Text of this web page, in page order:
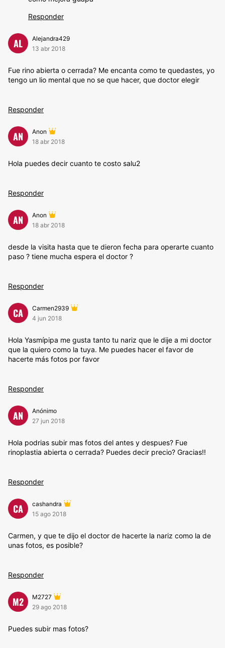
Responder
AL
Alejandra429
13 abr 2018
Fue rino abierta o cerrada? Me encanta como te quedastes, yo
tengo un lio mental que no se que hacer, que doctor elegir
Responder
AN
Anon
18 abr 2018
Hola puedes decir cuanto te costo salu2
Responder
AN
Anon
18 abr 2018
desde la visita hasta que te dieron fecha para operarte cuanto
paso ? tiene mucha espera el doctor ?
Responder
CA
Carmen2939
4 jun 2018
Hola Yasmípipa me gusta tanto tu nariz que le dije a mi doctor
que la quiero como la tuya. Me puedes hacer el favor de
hacerte más fotos por favor
Responder
AN
Anónimo
27 jun 2018
Hola podrias subir mas fotos del antes y despues? Fue
rinoplastia abierta o cerrada? Puedes decir precio? Gracias!!
Responder
CA
cashandra
15 ago 2018
Carmen, y que te dijo el doctor de hacerte la nariz como la de
unas fotos, es posible?
Responder
M2
M2727
29 ago 2018
Puedes subir mas fotos?